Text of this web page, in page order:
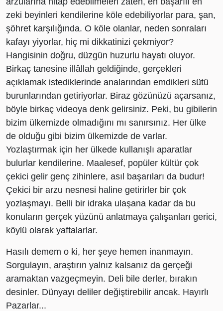
zeki beyinleri kendilerine köle edebiliyorlar para, şan,
şöhret karşılığında. O köle olanlar, neden sonraları
kafayı yiyorlar, hiç mi dikkatinizi çekmiyor?
Hangisinin doğru, düzgün huzurlu hayatı oluyor.
Birkaç tanesine illâllah geldiğinde, gerçekleri
açıklamak istediklerinde analarından emdikleri sütü
burunlarından getiriyorlar. Biraz gözünüzü açarsanız,
böyle birkaç videoya denk gelirsiniz. Peki, bu gibilerin
bizim ülkemizde olmadığını mı sanırsınız. Her ülke
de olduğu gibi bizim ülkemizde de varlar.
Yozlaştırmak için her ülkede kullanışlı aparatlar
bulurlar kendilerine. Maalesef, popüler kültür çok
çekici gelir genç zihinlere, asıl başarıları da budur!
Çekici bir arzu nesnesi haline getirirler bir çok
yozlaşmayı. Belli bir idraka ulaşana kadar da bu
konuların gerçek yüzünü anlatmaya çalışanları gerici,
köylü olarak yaftalarlar.
Hasılı demem o ki, her şeye hemen inanmayın.
Sorgulayın, araştırın yalnız kalsanız da gerçeği
aramaktan vazgeçmeyin. Deli bile derler, bırakın
desinler. Dünyayı deliler değiştirebilir ancak. Hayırlı
Pazarlar...